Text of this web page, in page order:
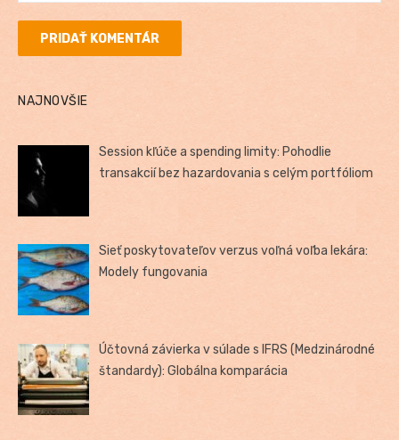
NAJNOVŠIE
Session kľúče a spending limity: Pohodlie
transakcií bez hazardovania s celým portfóliom
Sieť poskytovateľov verzus voľná voľba lekára:
Modely fungovania
Účtovná závierka v súlade s IFRS (Medzinárodné
štandardy): Globálna komparácia